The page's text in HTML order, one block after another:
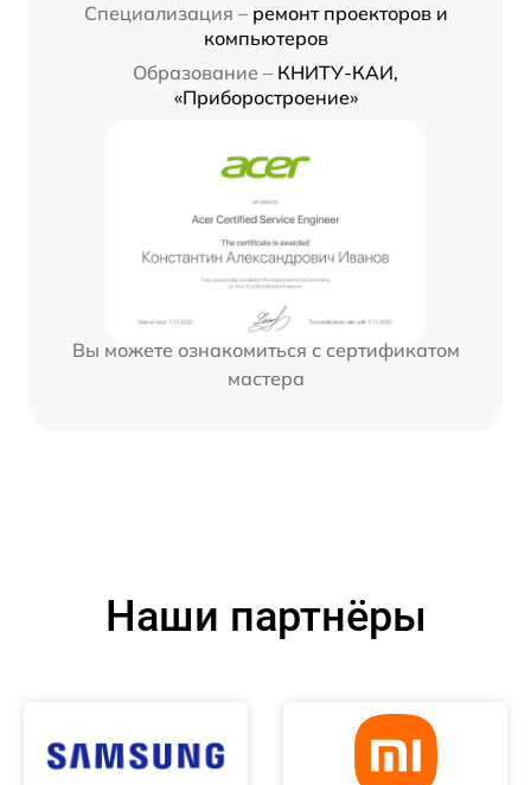
Специализация – ремонт проекторов и
компьютеров
Образование – КНИТУ-КАИ,
«Приборостроение»
Вы можете ознакомиться с сертификатом
мастера
Наши партнёры